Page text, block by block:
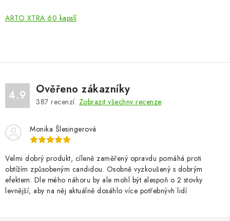
ARTO XTRA 60 kapslí
4.9 Ověřeno zákazníky
387 recenzí. Zobrazit všechny recenze
Monika Šlesingerová
Velmi dobrý produkt, cíleně zaměřený opravdu pomáhá proti
obtížím způsobeným candidou. Osobně vyzkoušený s dobrým
efektem. Dle mého náhoru by ale mohl být alespoň o 2 stovky
levnější, aby na něj aktuálně dosáhlo více potřebnývh lidí